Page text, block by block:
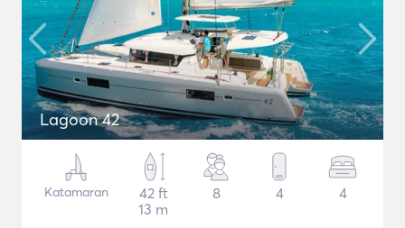
Lagoon 42
Katamaran
42 ft
13 m
8 4 4